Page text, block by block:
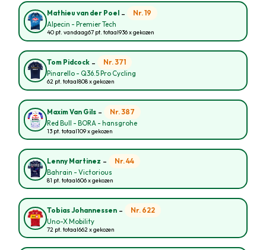
Mathieu van der Poel - Nr. 19
Alpecin - Premier Tech
40 pt. vandaag67 pt. totaal936 x gekozen
Tom Pidcock - Nr. 371
Pinarello - Q36.5 Pro Cycling
62 pt. totaal808 x gekozen
Maxim Van Gils - Nr. 387
Red Bull - BORA - hansgrohe
13 pt. totaal109 x gekozen
Lenny Martinez - Nr. 44
Bahrain - Victorious
81 pt. totaal606 x gekozen
Tobias Johannessen - Nr. 622
Uno-X Mobility
72 pt. totaal662 x gekozen